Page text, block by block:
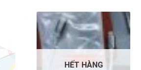
HẾT HÀNG